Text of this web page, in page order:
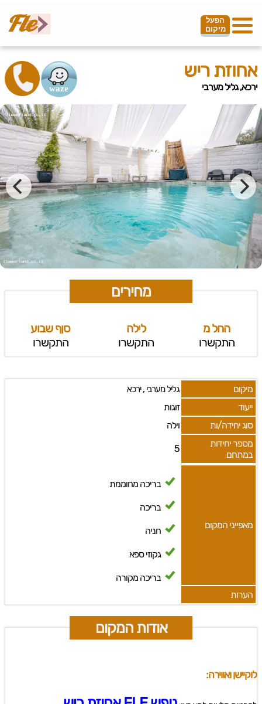
הפעל
מיקום
אחוזת ריש
ירכא, גליל מערבי
מחירים
החל מ
התקשרו
לילה
התקשרו
סןף שבוע
התקשרו
מיקום גליל מערבי,ירכא
ייעוד
זוגות
סוג יחידה/ות
וילה
מספר יחידות
במתחם
5
מאפייני המקום
בריכה מחוממת
בריכה
חניה
גקוזי ספא
בריכה מקורה
הערות
אודות המקום
לוקיישן ואווירה: